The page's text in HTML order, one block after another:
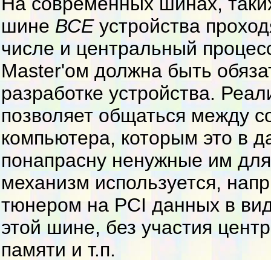
шине ВСЕустройства
числе и центральный
Master'ом должна быть
разработке устройства.
позволяет общаться между
компьютера, которым это в
понапрасну ненужные им
механизм используется,
тюнером на PCI данных в
этой шине, без участия
памяти и т.п.